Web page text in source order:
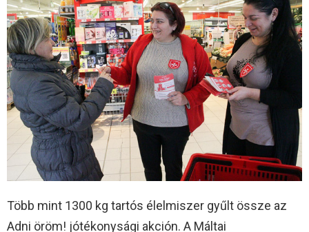
Több mint 1300 kg tartós élelmiszer gyűlt össze az
Adni öröm! jótékonysági akción. A Máltai